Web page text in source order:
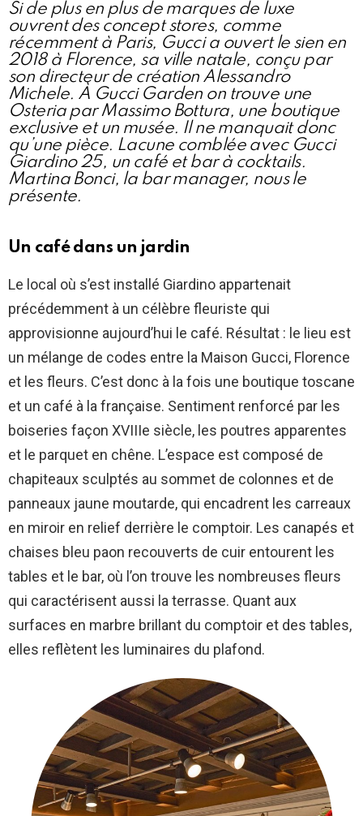
Si de plus en plus de marques de luxe
ouvrent des concept stores, comme
récemment à Paris, Gucci a ouvert le sien en
2018 à Florence, sa ville natale, conçu par
son directeur de création Alessandro
Michele. À Gucci Garden on trouve une
Osteria par Massimo Bottura, une boutique
exclusive et un musée. Il ne manquait donc
qu’une pièce. Lacune comblée avec Gucci
Giardino 25, un café et bar à cocktails.
Martina Bonci, la bar manager, nous le
présente.
Un café dans un jardin
Le local où s’est installé Giardino appartenait
précédemment à un célèbre fleuriste qui
approvisionne aujourd’hui le café. Résultat : le lieu est
un mélange de codes entre la Maison Gucci, Florence
et les fleurs. C’est donc à la fois une boutique toscane
et un café à la française. Sentiment renforcé par les
boiseries façon XVIIIe siècle, les poutres apparentes
et le parquet en chêne. L’espace est composé de
chapiteaux sculptés au sommet de colonnes et de
panneaux jaune moutarde, qui encadrent les carreaux
en miroir en relief derrière le comptoir. Les canapés et
chaises bleu paon recouverts de cuir entourent les
tables et le bar, où l’on trouve les nombreuses fleurs
qui caractérisent aussi la terrasse. Quant aux
surfaces en marbre brillant du comptoir et des tables,
elles reflètent les luminaires du plafond.